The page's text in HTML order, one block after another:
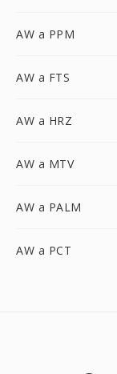
AW a PPM
AW a FTS
AW a HRZ
AW a MTV
AW a PALM
AW a PCT